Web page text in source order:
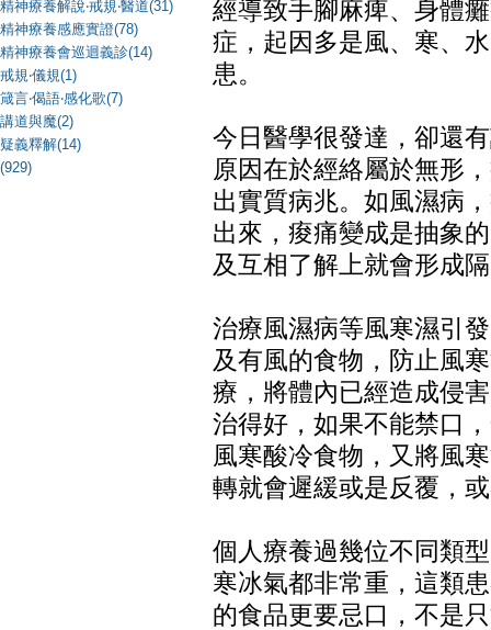
精神療養解說‧戒規‧醫道(31)
精神療養感應實證(78)
精神療養會巡迴義診(14)
戒規‧儀規(1)
箴言‧偈語‧感化歌(7)
講道與魔(2)
疑義釋解(14)
(929)
經導致手腳麻痺、身體
症，起因多是風、寒、
患。
今日醫學很發達，卻還
原因在於經絡屬於無形
出實質病兆。如風濕病
出來，痠痛變成是抽象
及互相了解上就會形成
治療風濕病等風寒濕引
及有風的食物，防止風
療，將體內已經造成侵
治得好，如果不能禁口
風寒酸冷食物，又將風
轉就會遲緩或是反覆，
個人療養過幾位不同類
寒冰氣都非常重，這類
的食品更要忌口，不是